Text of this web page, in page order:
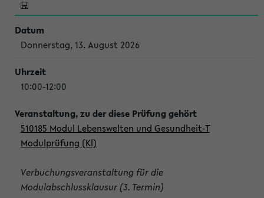
Donnerstag, 13. August 2026
10:00-12:00
510185 Modul Lebenswelten und Gesundheit-T
Modulprüfung (Kl)
Verbuchungsveranstaltung für die
Modulabschlussklausur (3. Termin)